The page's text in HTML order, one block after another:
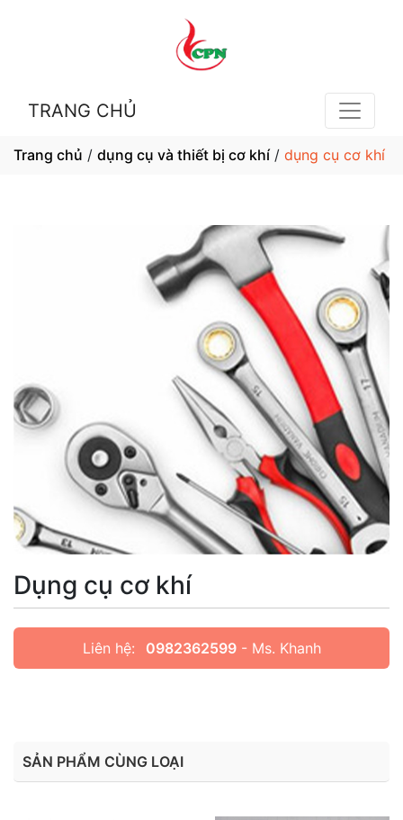
TRANG CHỦ
Trang chủ / dụng cụ và thiết bị cơ khí/ dụng cụ cơ khí
Dụng cụ cơ khí
Liên hệ: 0982362599- Ms. Khanh
SẢN PHẨM CÙNG LOẠI